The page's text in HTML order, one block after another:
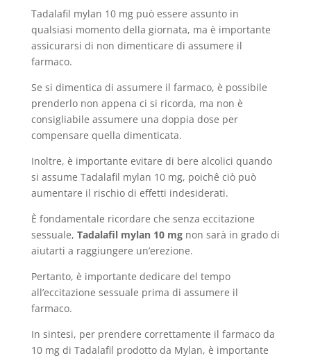
Tadalafil mylan 10 mg può essere assunto in
qualsiasi momento della giornata, ma è importante
assicurarsi di non dimenticare di assumere il
farmaco.
Se si dimentica di assumere il farmaco, è possibile
prenderlo non appena ci si ricorda, ma non è
consigliabile assumere una doppia dose per
compensare quella dimenticata.
Inoltre, è importante evitare di bere alcolici quando
si assume Tadalafil mylan 10 mg, poichê ciò può
aumentare il rischio di effetti indesiderati.
È fondamentale ricordare che senza eccitazione
sessuale, Tadalafil mylan 10 mgnon sarà in grado di
aiutarti a raggiungere un’erezione.
Pertanto, è importante dedicare del tempo
all’eccitazione sessuale prima di assumere il
farmaco.
In sintesi, per prendere correttamente il farmaco da
10 mg di Tadalafil prodotto da Mylan, è importante